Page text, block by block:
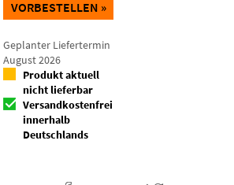
VORBESTELLEN »
Geplanter Liefertermin
August 2026
Produkt aktuell
nicht lieferbar
Versandkostenfrei
innerhalb
Deutschlands